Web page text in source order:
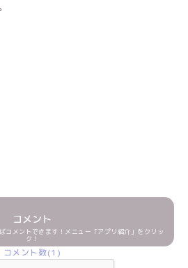
コメント
コメントできます！メニュー「アプリ紹介」をクリッ
ク！
コメント数(1)